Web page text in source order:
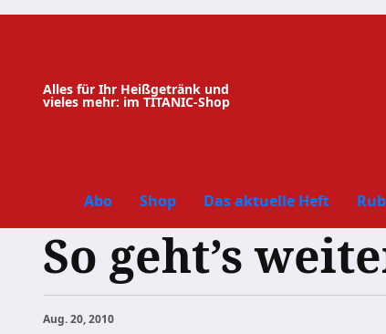
Zum
Alles für Ihr Heißgetränk und
vieles mehr: im TITANIC-Shop
Abo Shop Das aktuelle Heft
So geht’s
Aug. 20, 2010